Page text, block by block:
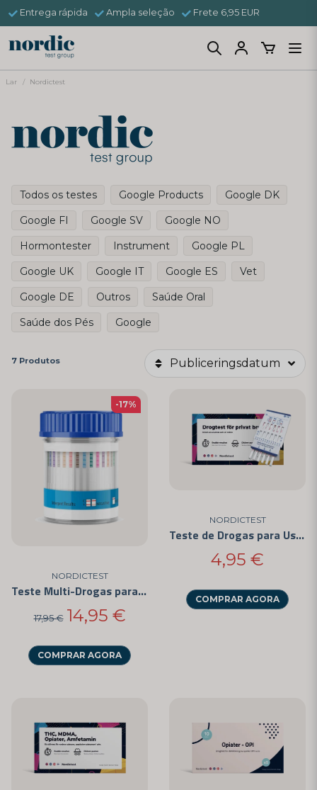
Entrega rápida Ampla seleção Frete 6,95 EUR
Lar Nordictest
Todos os testes Google Products
Google DK
Google FI
Google SV
Google NO
Hormontester
Instrument
Google PL
Google UK
Google IT Google ES
Vet
Google DE
Outros
Saúde Oral
Saúde dos Pés
Google
7 Produtos Publiceringsdatum
NORDICTEST
Teste Multi-Drogas para 6 Diferentes Substâncias
17,95 € 14,95 €
COMPRAR AGORA
-17%
NORDICTEST
Teste de Drogas para Uso Pessoal - Fácil de Usar e Certificado CE
4,95 €
COMPRAR AGORA